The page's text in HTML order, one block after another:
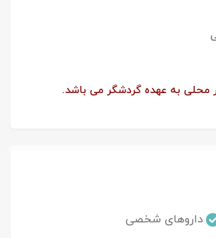
محلی به عهده گردشگر می باشد.
داروهای شخصی